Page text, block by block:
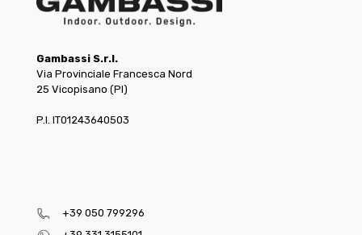
Gambassi S.r.l.
Via Provinciale Francesca Nord
25 Vicopisano (PI)
P.I. IT01243640503
+39 050 799296